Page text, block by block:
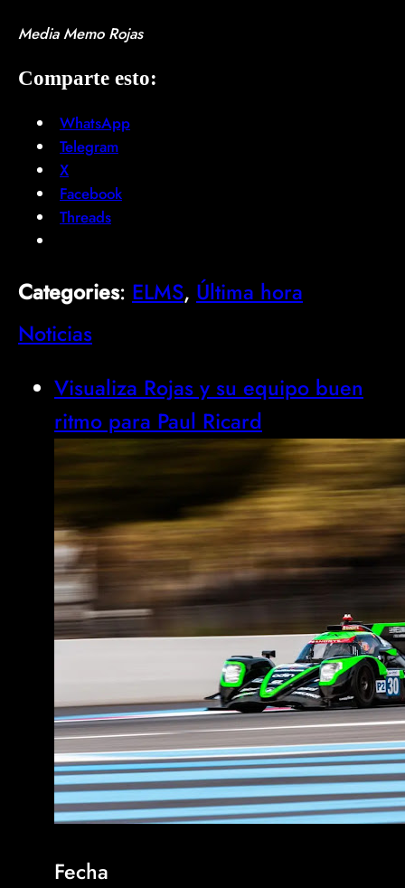
Media Memo Rojas
Comparte esto:
WhatsApp
Telegram
X
Facebook
Threads
Categories: ELMS, Última hora
Noticias
Visualiza Rojas y su equipo buen
ritmo para Paul Ricard
Fecha